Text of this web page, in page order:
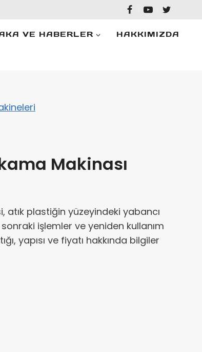
VE HABERLER HAKKIMIZDA
Makinası
atık plastiğin yüzeyindeki yabancı
işlemler ve yeniden kullanım
yapısı ve fiyatı hakkında bilgiler